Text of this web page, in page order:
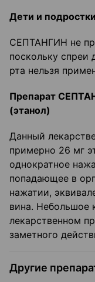
Дети и подростки
СЕПТАНГИН не
поскольку спреи
рта нельзя
Препарат
(этанол)
Данный
примерно 26 мг
однократное
попадающее в
нажатии,
вина. Небольшое
лекарственном
заметного
Другие